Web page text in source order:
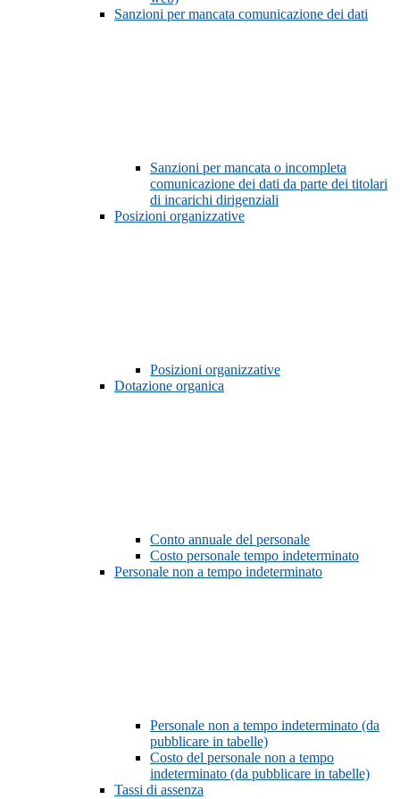
Sanzioni per mancata comunicazione dei dati
Sanzioni per mancata o incompleta
comunicazione dei dati da parte dei titolari
di incarichi dirigenziali
Posizioni organizzative
Posizioni organizzative
Dotazione organica
Conto annuale del personale
Costo personale tempo indeterminato
Personale non a tempo indeterminato
Personale non a tempo indeterminato (da
pubblicare in tabelle)
Costo del personale non a tempo
indeterminato (da pubblicare in tabelle)
Tassi di assenza